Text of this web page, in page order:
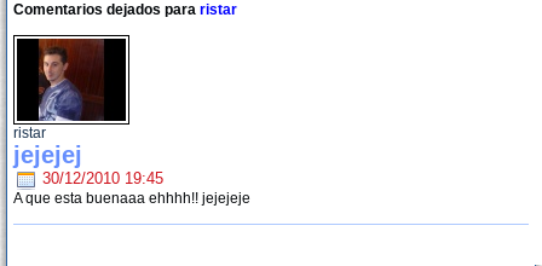
Comentarios dejados para ristar
ristar
jejejej
30/12/2010 19:45
A que esta buenaaa ehhhh!! jejejeje